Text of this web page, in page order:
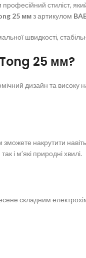
стиліст,
25 ммз артикулом
швидкості,
25 мм?
дизайн та
накрутити
і м’які природні хвилі.
складним